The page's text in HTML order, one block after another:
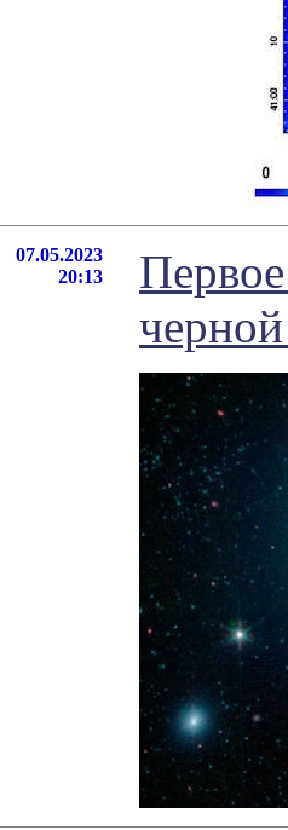
07.05.2023
20:13